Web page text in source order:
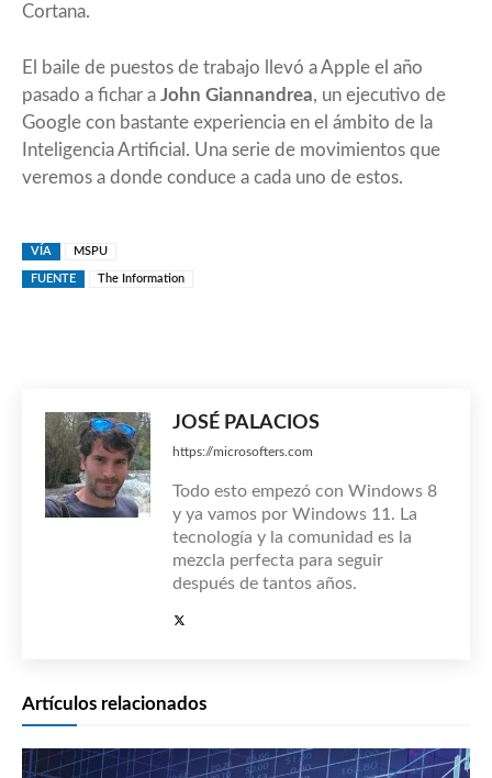
Cortana.
El baile de puestos de trabajo llevó a Apple el año
pasado a fichar a John Giannandrea, un ejecutivo de
Google con bastante experiencia en el ámbito de la
Inteligencia Artificial. Una serie de movimientos que
veremos a donde conduce a cada uno de estos.
VÍA MSPU
FUENTE The Information
JOSÉ PALACIOS
https://microsofters.com
Todo esto empezó con Windows 8
y ya vamos por Windows 11. La
tecnología y la comunidad es la
mezcla perfecta para seguir
después de tantos años.
Artículos relacionados